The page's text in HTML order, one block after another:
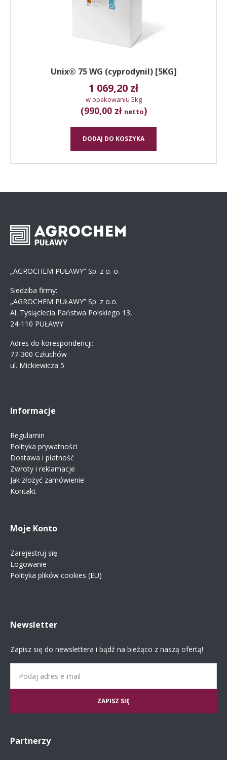
Unix® 75 WG (cyprodynil) [5KG]
1 069,20 zł
w opakowaniu 5kg
(990,00 zł netto)
DODAJ DO KOSZYKA
„AGROCHEM PUŁAWY” Sp. z o. o.
Siedziba firmy:
„AGROCHEM PUŁAWY” Sp. z o.o.
Al. Tysiąclecia Państwa Polskiego 13,
24-110 PUŁAWY
Adres do korespondencji:
77-300 Człuchów
ul. Mickiewicza 5
Informacje
Regulamin
Polityka prywatności
Dostawa i płatność
Zwroty i reklamacje
Jak złożyć zamówienie
Kontakt
Moje Konto
Zarejestruj się
Logowanie
Polityka plików cookies (EU)
Newsletter
Zapisz się do newslettera i bądź na bieżąco z naszą ofertą!
Partnerzy